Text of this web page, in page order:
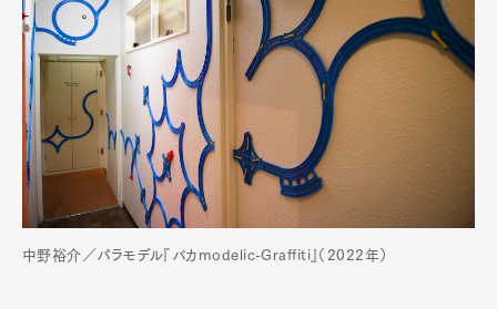
中野裕介／パラモデル『バカmodelic-Graffiti』（2022年）